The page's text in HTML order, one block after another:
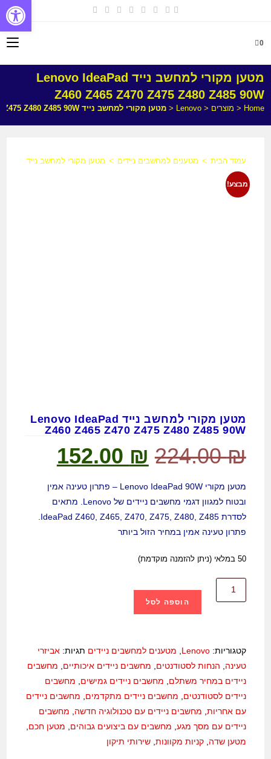
0
מטען מקורי למחשב נייד Lenovo IdeaPad
Z460 Z465 Z470 Z475 Z480 Z485 90W
Home
< מוצרים <
Lenovo
<מטען מקורי למחשב נייד Lenovo IdeaPad Z460 Z465 Z470 Z475 Z480 Z485 90W
עמוד הבית > מטענים למחשבים ניידים > מטען מקורי למחשב נייד Lenovo IdeaPad Z460 Z465 Z470 Z475 Z480 Z485 90W
מבצע!
מטען מקורי למחשב נייד Lenovo IdeaPad
Z460 Z465 Z470 Z475 Z480 Z485 90W
224.00₪
152.00 ₪
מטען מקורי Lenovo IdeaPad 90W – פתרון טעינה אמין
ובטוח למגוון דגמי מחשבים ניידים של Lenovo. מתאים
פתרון טעינה אמין במחיר הזול ביותר
50 במלאי (ניתן להזמנה מוקדמת)
הוספה לסל
קטגוריות:Lenovo מטענים למחשבים ניידים תגיות:אביזרי
טעינה
הנחות לסטודנטים מחשבים ניידים איכותיים
מחשבים
ניידים במחיר משתלם
מחשבים ניידים גמישים
מחשבים
ניידים לסטודנטים
מחשבים ניידים מתקדמים
מחשבים ניידים
עם אחריות מחשבים ניידים עם טכנולוגיה חדשה
מחשבים
ניידים עם מסך מגע מחשבים עם ביצועים גבוהים מטען חכם
מטען שדה ,קניות מקוונות ,שירותי תיקון